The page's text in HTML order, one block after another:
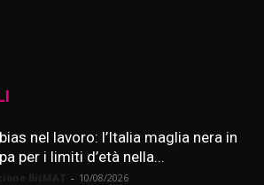
nel lavoro: l’Italia maglia nera in
per i limiti d’età nella...
- 10/08/2026